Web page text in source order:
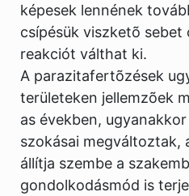
képesek lennének
csípésük viszketõ sebet
reakciót válthat ki.
A parazitafertõzések
területeken jellemzõek
as években,
szokásai megváltoztak,
állítja szembe a
gondolkodásmód is